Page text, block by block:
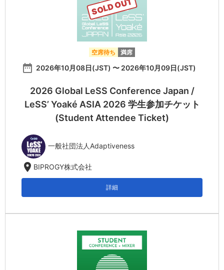
SOLD OUT
空席待ち 満席
date_range 2026年10月08日(JST) 〜 2026年10月09日(JST)
2026 Global LeSS Conference Japan /
LeSS’ Yoaké ASIA 2026 学生参加チケット
(Student Attendee Ticket)
一般社団法人Adaptiveness
location_on BIPROGY株式会社
詳細